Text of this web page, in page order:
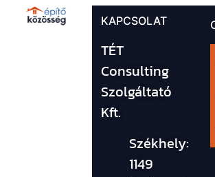
KAPCSOLAT
TÉT
Consulting
Szolgáltató
Kft.
Székhely:
1149